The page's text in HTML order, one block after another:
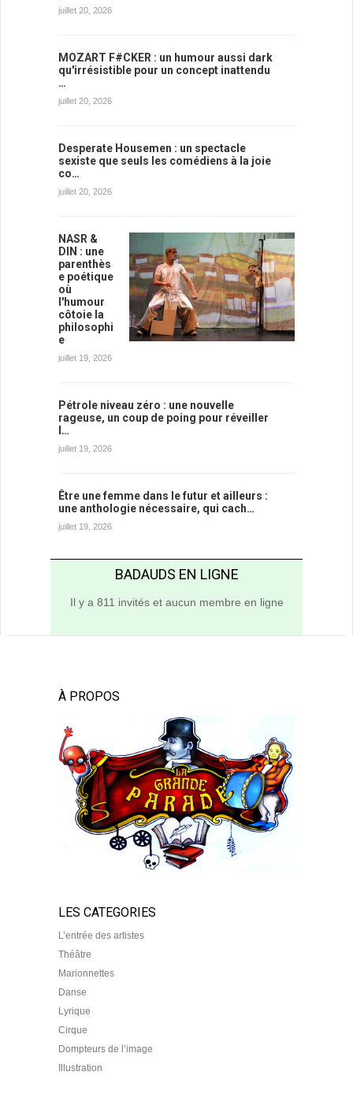
juillet 20, 2026
MOZART F#CKER : un humour aussi dark
qu'irrésistible pour un concept inattendu
…
juillet 20, 2026
Desperate Housemen : un spectacle
sexiste que seuls les comédiens à la joie
co…
juillet 20, 2026
NASR &
DIN : une
parenthès
e poétique
où
l'humour
côtoie la
philosophi
e
juillet 19, 2026
Pétrole niveau zéro : une nouvelle
rageuse, un coup de poing pour réveiller
l…
juillet 19, 2026
Être une femme dans le futur et ailleurs :
une anthologie nécessaire, qui cach…
juillet 19, 2026
BADAUDS EN LIGNE
Il y a 811 invités et aucun membre en ligne
À PROPOS
LES CATEGORIES
L’entrée des artistes
Théâtre
Marionnettes
Danse
Lyrique
Cirque
Dompteurs de l’image
Illustration